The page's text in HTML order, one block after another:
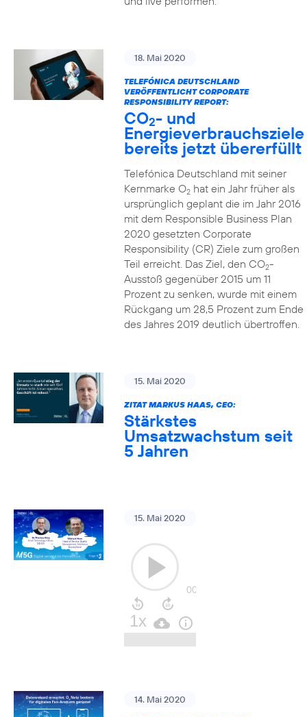
18. Mai 2020
TELEFÓNICA DEUTSCHLAND
VERÖFFENTLICHT CORPORATE
RESPONSIBILITY REPORT:
CO2- und
Energieverbrauchsziele
bereits jetzt übererfüllt
Telefónica Deutschland mit seiner
Kernmarke O2hat ein Jahr früher als
ursprünglich geplant die im Jahr 2016
mit dem Responsible Business Plan
2020 gesetzten Corporate
Responsibility (CR) Ziele zum großen
Teil erreicht. Das Ziel, den CO2-
Ausstoß gegenüber 2015 um 11
Prozent zu senken, wurde mit einem
Rückgang um 28,5 Prozent zum Ende
des Jahres 2019 deutlich übertroffen.
15. Mai 2020
ZITAT MARKUS HAAS, CEO:
Stärkstes
Umsatzwachstum seit
5 Jahren
15. Mai 2020
14. Mai 2020